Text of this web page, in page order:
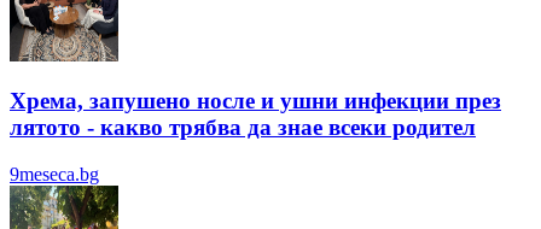
Хрема, запушено носле и ушни инфекции през
лятотo - какво трябва да знае всеки родител
9meseca.bg